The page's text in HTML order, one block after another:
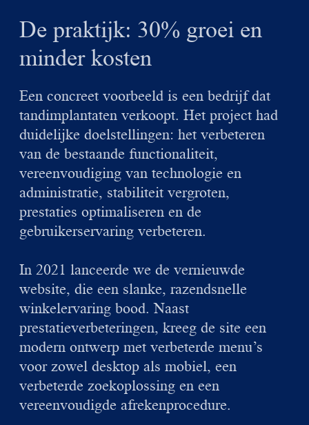
De praktijk: 30% groei en
minder kosten
Een concreet voorbeeld is een bedrijf dat
tandimplantaten verkoopt. Het project had
duidelijke doelstellingen: het verbeteren
van de bestaande functionaliteit,
vereenvoudiging van technologie en
administratie, stabiliteit vergroten,
prestaties optimaliseren en de
gebruikerservaring verbeteren.
In 2021 lanceerde we de vernieuwde
website, die een slanke, razendsnelle
winkelervaring bood. Naast
prestatieverbeteringen, kreeg de site een
modern ontwerp met verbeterde menu’s
voor zowel desktop als mobiel, een
verbeterde zoekoplossing en een
vereenvoudigde afrekenprocedure.